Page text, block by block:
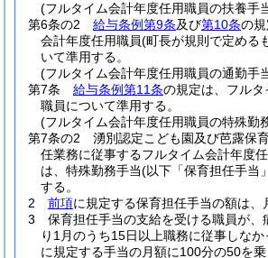
(フルタイム会計年度任用職員の扶養手
第6条の2
給与条例第9条及び第10条の
会計年度任用職員(町長が規則で定める
いて準用する。
(フルタイム会計年度任用職員の通勤手
第7条
給与条例第11条の規定は、フルタ
職員について準用する。
(フルタイム会計年度任用職員の特殊勤
第7条の2
湧別認定こども園及び芭露保
任業務に従事するフルタイム会計年度
は、特殊勤務手当(以下「保育担任手当
する。
2
前項に規定する保育担任手当の額は、
3
保育担任手当の支給を受ける職員が、
り1月のうち15日以上職務に従事しなか
に規定する手当の月額に100分の50を